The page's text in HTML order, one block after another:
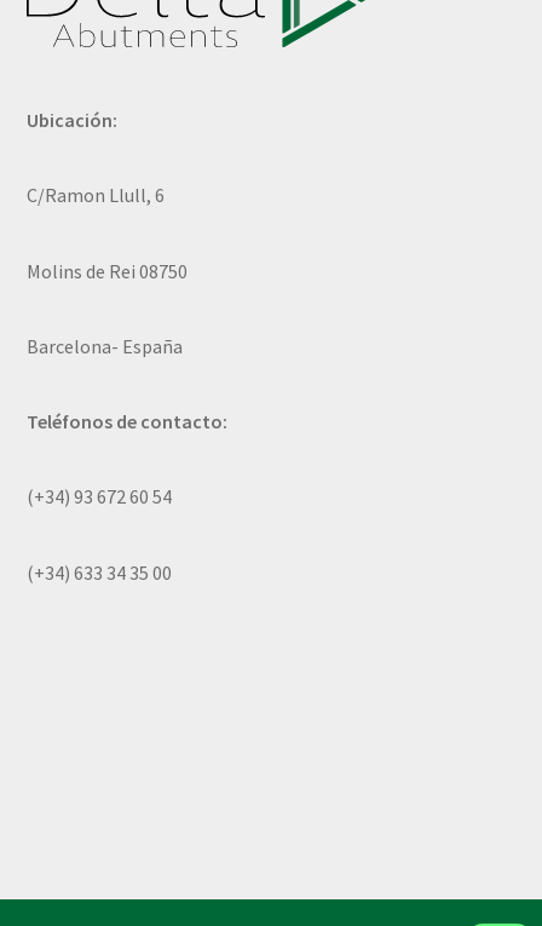
Ubicación:
C/Ramon Llull, 6
Molins de Rei 08750
Barcelona- España
Teléfonos de contacto:
(+34) 93 672 60 54
(+34) 633 34 35 00